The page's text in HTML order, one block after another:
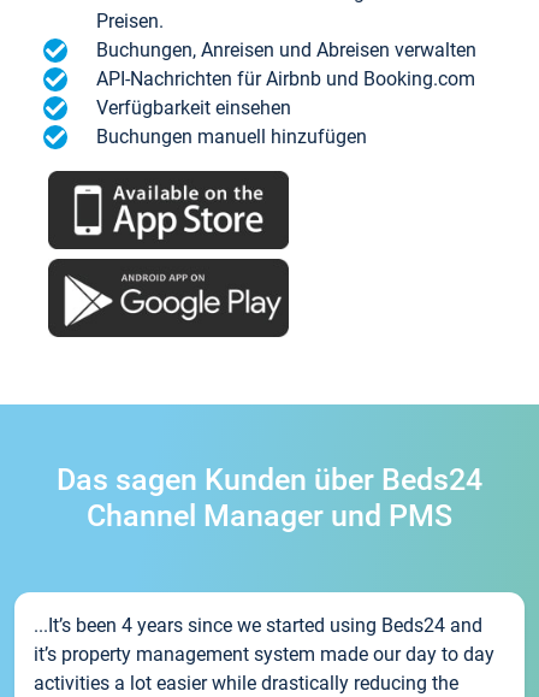
Preisen.
Buchungen, Anreisen und Abreisen verwalten
API-Nachrichten für Airbnb und Booking.com
Verfügbarkeit einsehen
Buchungen manuell hinzufügen
Das sagen Kunden über Beds24
Channel Manager und PMS
...It’s been 4 years since we started using Beds24 and
it’s property management system made our day to day
activities a lot easier while drastically reducing the